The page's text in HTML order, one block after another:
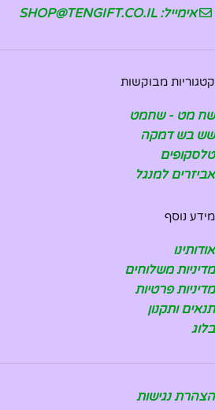
אימייל: SHOP@TENGIFT.CO.IL
קטגוריות מבוקשות
שח מט - שחמט
שש בש דמקה
טלסקופים
אביזרים למנגל
מידע נוסף
אודותינו
מדיניות משלוחים
מדיניות פרטיות
תנאים ותקנון
בלוג
הצהרת נגישות